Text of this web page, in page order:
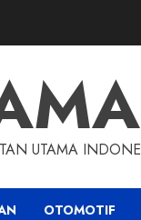
UTAMA
OTOMOTIF